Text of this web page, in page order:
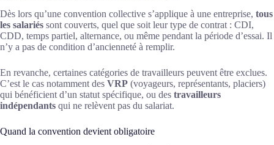
Dès lors qu’une convention collective s’applique à une entreprise, tous
les salariés sont couverts, quel que soit leur type de contrat : CDI,
CDD, temps partiel, alternance, ou même pendant la période d’essai. Il
n’y a pas de condition d’ancienneté à remplir.
En revanche, certaines catégories de travailleurs peuvent être exclues.
C’est le cas notamment des VRP (voyageurs, représentants, placiers)
qui bénéficient d’un statut spécifique, ou des travailleurs
indépendants qui ne relèvent pas du salariat.
Quand la convention devient obligatoire